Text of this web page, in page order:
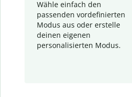
Wähle einfach den
passenden vordefinierten
Modus aus oder erstelle
deinen eigenen
personalisierten Modus.